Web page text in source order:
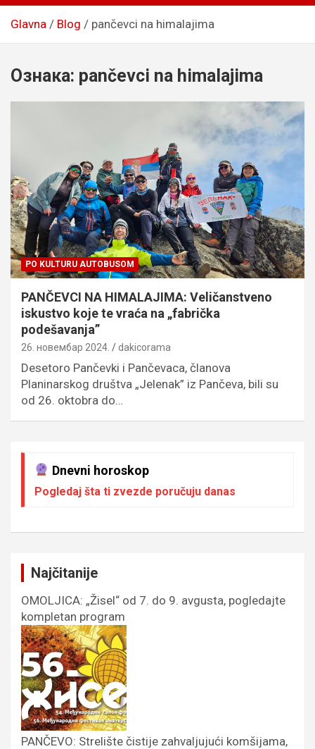
Glavna Blog pančevci na himalajima
Ознака: pančevci na himalajima
PO KULTURU AUTOBUSOM
PANČEVCI NA HIMALAJIMA: Veličanstveno
iskustvo koje te vraća na „fabrička
podešavanja”
26. новембар 2024. dakicorama
Desetoro Pančevki i Pančevaca, članova
Planinarskog društva „Jelenak” iz Pančeva, bili su
od 26. oktobra do…
Dnevni horoskop
Pogledaj šta ti zvezde poručuju danas
Najčitanije
OMOLJICA: „Žisel“ od 7. do 9. avgusta, pogledajte
kompletan program
PANČEVO: Strelište čistije zahvaljujući komšijama,